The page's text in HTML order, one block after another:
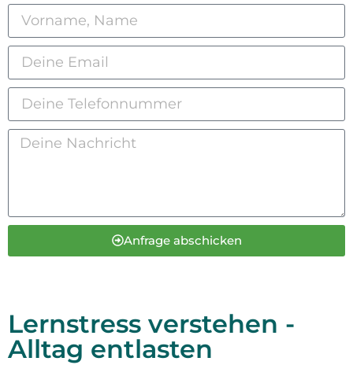
Anfrage abschicken
Lernstress verstehen -
Alltag entlasten